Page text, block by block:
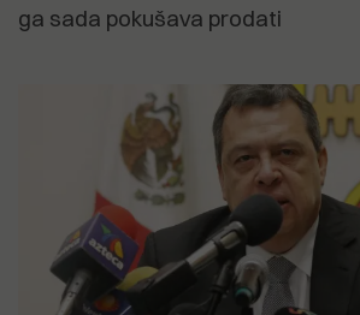
ga sada pokušava prodati